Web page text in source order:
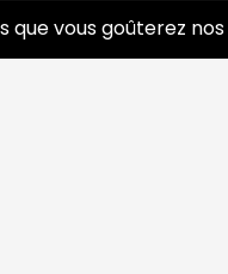
que vous goûterez